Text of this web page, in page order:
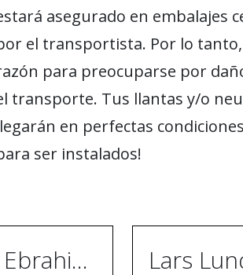
asegurado en embalajes
el transportista. Por lo
para preocuparse por
transporte. Tus llantas y/o
en perfectas
ser instalados!
Farugh Ebrahimpur Lars